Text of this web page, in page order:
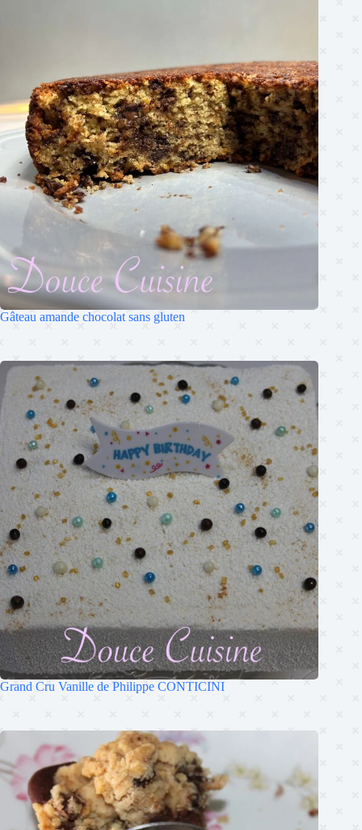
Gâteau amande chocolat sans gluten
Grand Cru Vanille de Philippe CONTICINI